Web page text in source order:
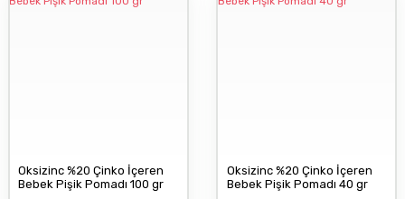
Oksizinc %20 Çinko İçeren
Bebek Pişik Pomadı 100 gr
Oksizinc %20 Çinko İçeren
Bebek Pişik Pomadı 40 gr